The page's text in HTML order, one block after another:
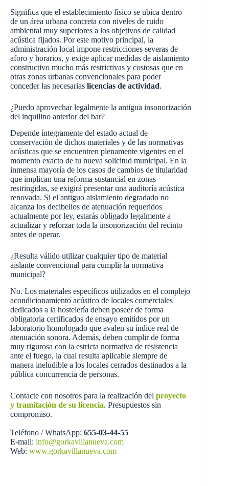
Significa que el establecimiento físico se ubica dentro
de un área urbana concreta con niveles de ruido
ambiental muy superiores a los objetivos de calidad
acústica fijados. Por este motivo principal, la
administración local impone restricciones severas de
aforo y horarios, y exige aplicar medidas de aislamiento
constructivo mucho más restrictivas y costosas que en
otras zonas urbanas convencionales para poder
conceder las necesarias licencias de actividad.
¿Puedo aprovechar legalmente la antigua insonorización
del inquilino anterior del bar?
Depende íntegramente del estado actual de
conservación de dichos materiales y de las normativas
acústicas que se encuentren plenamente vigentes en el
momento exacto de tu nueva solicitud municipal. En la
inmensa mayoría de los casos de cambios de titularidad
que implican una reforma sustancial en zonas
restringidas, se exigirá presentar una auditoría acústica
renovada. Si el antiguo aislamiento degradado no
alcanza los decibelios de atenuación requeridos
actualmente por ley, estarás obligado legalmente a
actualizar y reforzar toda la insonorización del recinto
antes de operar.
¿Resulta válido utilizar cualquier tipo de material
aislante convencional para cumplir la normativa
municipal?
No. Los materiales específicos utilizados en el complejo
acondicionamiento acústico de locales comerciales
dedicados a la hostelería deben poseer de forma
obligatoria certificados de ensayo emitidos por un
laboratorio homologado que avalen su índice real de
atenuación sonora. Además, deben cumplir de forma
muy rigurosa con la estricta normativa de resistencia
ante el fuego, la cual resulta aplicable siempre de
manera ineludible a los locales cerrados destinados a la
pública concurrencia de personas.
Contacte con nosotros para la realización del proyecto
y tramitación de su licencia. Presupuestos sin
compromiso.
Teléfono / WhatsApp: 655-03-44-55
E-mail: info@gorkavillanueva.com
Web: www.gorkavillanueva.com